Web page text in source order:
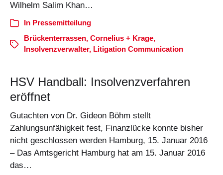
Wilhelm Salim Khan…
In Pressemitteilung
Brückenterrassen, Cornelius + Krage,
Insolvenzverwalter, Litigation Communication
HSV Handball: Insolvenzverfahren
eröffnet
Gutachten von Dr. Gideon Böhm stellt
Zahlungsunfähigkeit fest, Finanzlücke konnte bisher
nicht geschlossen werden Hamburg, 15. Januar 2016
– Das Amtsgericht Hamburg hat am 15. Januar 2016
das…